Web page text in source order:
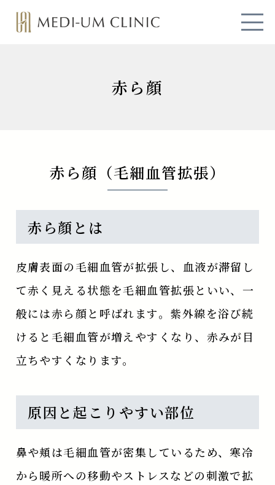
MEDI-UM CLINIC
赤ら顔
赤ら顔（毛細血管拡張）
赤ら顔とは
皮膚表面の毛細血管が拡張し、血液が滞留し
て赤く見える状態を毛細血管拡張といい、一
般には赤ら顔と呼ばれます。紫外線を浴び続
けると毛細血管が増えやすくなり、赤みが目
立ちやすくなります。
原因と起こりやすい部位
鼻や頬は毛細血管が密集しているため、寒冷
から暖所への移動やストレスなどの刺激で拡